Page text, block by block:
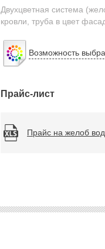
Двухцветная система
кровли, труба в цвет
Возможность
Прайс-лист
Прайс на желоб